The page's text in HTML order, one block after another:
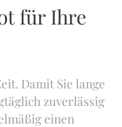
für Ihre
Damit Sie lange
zuverlässig
einen